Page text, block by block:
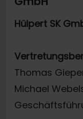
Hülpert SK
Thomas
Michael